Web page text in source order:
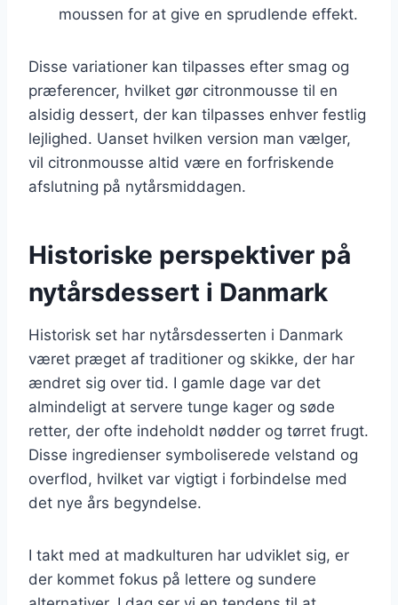
moussen for at give en sprudlende effekt.
Disse variationer kan tilpasses efter smag og
præferencer, hvilket gør citronmousse til en
alsidig dessert, der kan tilpasses enhver festlig
lejlighed. Uanset hvilken version man vælger,
vil citronmousse altid være en forfriskende
afslutning på nytårsmiddagen.
Historiske perspektiver på
nytårsdessert i Danmark
Historisk set har nytårsdesserten i Danmark
været præget af traditioner og skikke, der har
ændret sig over tid. I gamle dage var det
almindeligt at servere tunge kager og søde
retter, der ofte indeholdt nødder og tørret frugt.
Disse ingredienser symboliserede velstand og
overflod, hvilket var vigtigt i forbindelse med
det nye års begyndelse.
I takt med at madkulturen har udviklet sig, er
der kommet fokus på lettere og sundere